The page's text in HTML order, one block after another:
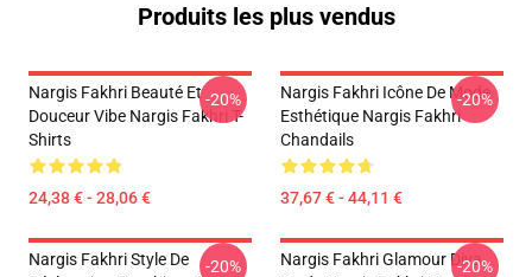
Produits les plus vendus
Nargis Fakhri Beauté Et
Douceur Vibe Nargis Fakhri T-
Shirts
24,38 € - 28,06 €
-20%
Nargis Fakhri Icône De Mode
Esthétique Nargis Fakhri
Chandails
37,67 € - 44,11 €
-20%
Nargis Fakhri Style De
-20%
Nargis Fakhri Glamour Diva
-20%